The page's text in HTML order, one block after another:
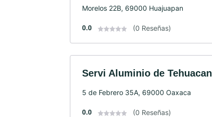
Morelos 22B, 69000 Huajuapan
0.0 (0 Reseñas)
Servi Aluminio de Tehuacan
5 de Febrero 35A, 69000 Oaxaca
0.0 (0 Reseñas)